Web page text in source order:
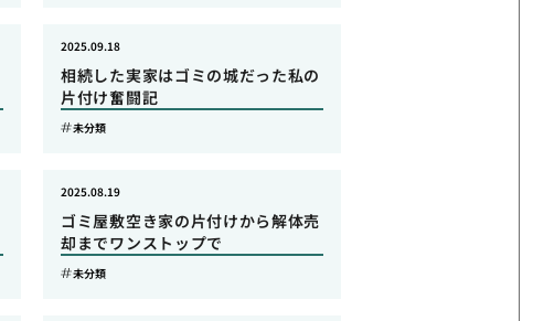
相続した実家はゴミの城だった私の
片付け奮闘記
2025.09.18
未分類
ゴミ屋敷空き家の片付けから解体売
却までワンストップで
2025.08.19
未分類